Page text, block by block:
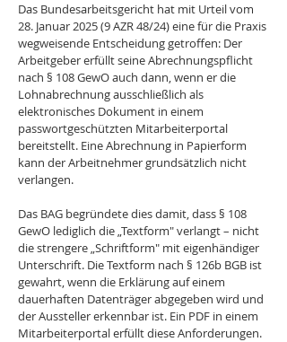
Das Bundesarbeitsgericht hat mit Urteil vom
28. Januar 2025 (9 AZR 48/24) eine für die Praxis
wegweisende Entscheidung getroffen: Der
Arbeitgeber erfüllt seine Abrechnungspflicht
nach § 108 GewO auch dann, wenn er die
Lohnabrechnung ausschließlich als
elektronisches Dokument in einem
passwortgeschützten Mitarbeiterportal
bereitstellt. Eine Abrechnung in Papierform
kann der Arbeitnehmer grundsätzlich nicht
verlangen.
Das BAG begründete dies damit, dass § 108
GewO lediglich die „Textform" verlangt – nicht
die strengere „Schriftform" mit eigenhändiger
Unterschrift. Die Textform nach § 126b BGB ist
gewahrt, wenn die Erklärung auf einem
dauerhaften Datenträger abgegeben wird und
der Aussteller erkennbar ist. Ein PDF in einem
Mitarbeiterportal erfüllt diese Anforderungen.